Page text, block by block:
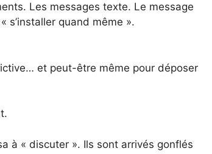
Les messages texte. Le message
s’installer quand même ».
et peut-être même pour déposer
à « discuter ». Ils sont arrivés gonflés